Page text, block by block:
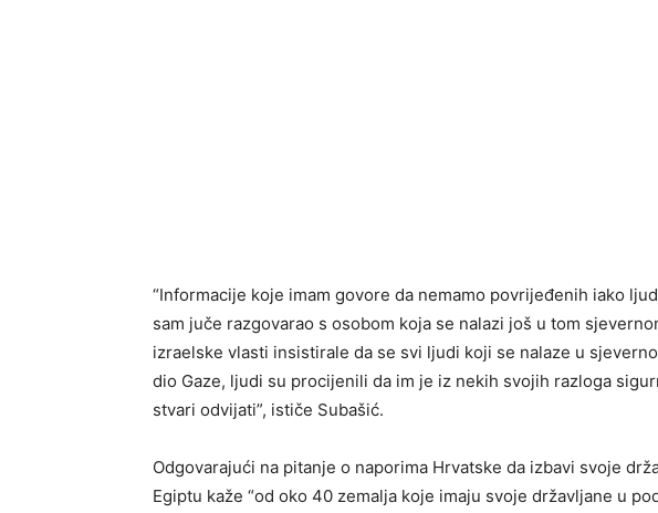
“Informacije koje imam govore da nemamo povrijeđenih iako
sam juče razgovarao s osobom koja se nalazi još u tom
izraelske vlasti insistirale da se svi ljudi koji se nalaze u
dio Gaze, ljudi su procijenili da im je iz nekih svojih razloga
stvari odvijati”, ističe Subašić.
Odgovarajući na pitanje o naporima Hrvatske da izbavi svoje
Egiptu kaže “od oko 40 zemalja koje imaju svoje državljane u